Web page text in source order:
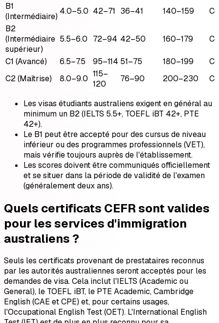
B1
(Intermédiaire)
4.0–5.0 42–71 36–41 140–159
B2
(Intermédiaire
supérieur)
5.5–6.0 72–94 42–50 160–179
C1 (Avancé) 6.5–7.5 95–114 51–75 180–199
C2 (Maîtrise)
8.0–9.0 115–
120
76–90 200–230
Les visas étudiants australiens exigent en général au
minimum un B2 (IELTS 5.5+, TOEFL iBT 42+, PTE
42+).
Le B1 peut être accepté pour des cursus de niveau
inférieur ou des programmes professionnels (VET),
mais vérifie toujours auprès de l'établissement.
Les scores doivent être communiqués officiellement
et se situer dans la période de validité de l'examen
(généralement deux ans).
Quels certificats CEFR sont valides
pour les services d'immigration
australiens ?
Seuls les certificats provenant de prestataires reconnus
par les autorités australiennes seront acceptés pour les
demandes de visa. Cela inclut l'IELTS (Academic ou
General), le TOEFL iBT, le PTE Academic, Cambridge
English (CAE et CPE) et, pour certains usages,
l'Occupational English Test (OET). L'International English